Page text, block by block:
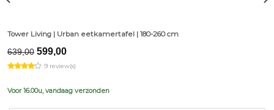
Tower Living | Urban eetkamertafel | 180-260 cm
639,00 Original
price
was:
599,00Current
is:
9 review(s)
Voor 16.00u, vandaag verzonden